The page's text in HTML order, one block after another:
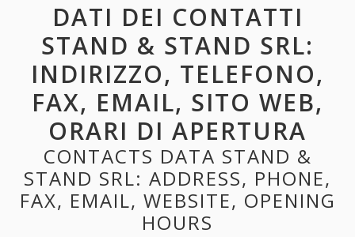
DATI DEI CONTATTI
STAND & STAND SRL:
INDIRIZZO, TELEFONO,
FAX, EMAIL, SITO WEB,
ORARI DI APERTURA
CONTACTS DATA STAND &
STAND SRL: ADDRESS, PHONE,
FAX, EMAIL, WEBSITE, OPENING
HOURS